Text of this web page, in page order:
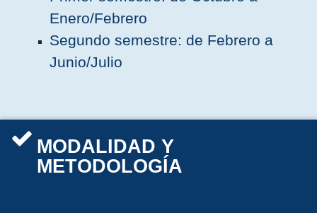
Enero/Febrero
Segundo semestre: de Febrero a
Junio/Julio
MODALIDAD Y
METODOLOGÍA